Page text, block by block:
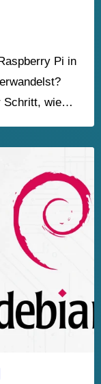
Pi in
Schritt, wie…